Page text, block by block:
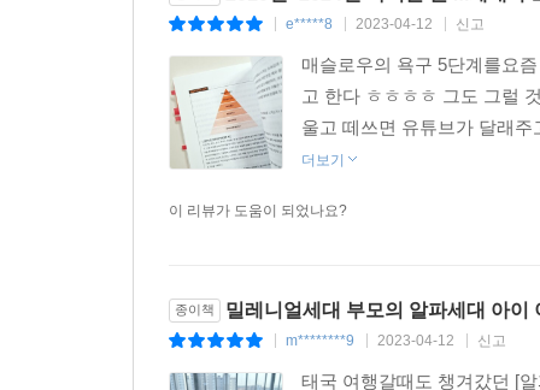
e*****8 2023-04-12 신고
매슬로우의 욕구 5단계를요
고 한다 ㅎㅎㅎㅎ 그도 그럴
울고 떼쓰면 유튜브가 달래
더보기
이 리뷰가 도움이 되었나요?
종이책 밀레니얼세대 부모의 알파세대 아이
m********9 2023-04-12 신고
태국 여행갈때도 챙겨갔던 [